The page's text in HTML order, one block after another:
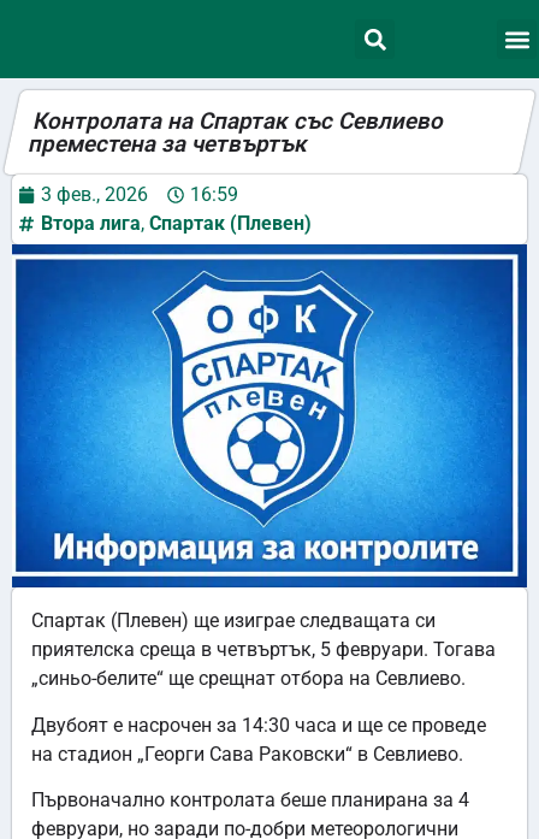
Контролата на Спартак със Севлиево
преместена за четвъртък
3 фев., 2026
16:59
Втора лига, Спартак (Плевен)
Спартак (Плевен) ще изиграе следващата си
приятелска среща в четвъртък, 5 февруари. Тогава
„синьо-белите“ ще срещнат отбора на Севлиево.
Двубоят е насрочен за 14:30 часа и ще се проведе
на стадион „Георги Сава Раковски“ в Севлиево.
Първоначално контролата беше планирана за 4
февруари, но заради по-добри метеорологични